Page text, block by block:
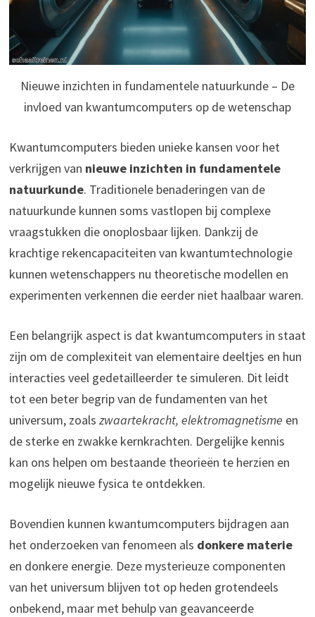
Nieuwe inzichten in fundamentele natuurkunde – De
invloed van kwantumcomputers op de wetenschap
Kwantumcomputers bieden unieke kansen voor het
verkrijgen van nieuwe inzichten in fundamentele
natuurkunde. Traditionele benaderingen van de
natuurkunde kunnen soms vastlopen bij complexe
vraagstukken die onoplosbaar lijken. Dankzij de
krachtige rekencapaciteiten van kwantumtechnologie
kunnen wetenschappers nu theoretische modellen en
experimenten verkennen die eerder niet haalbaar waren.
Een belangrijk aspect is dat kwantumcomputers in staat
zijn om de complexiteit van elementaire deeltjes en hun
interacties veel gedetailleerder te simuleren. Dit leidt
tot een beter begrip van de fundamenten van het
universum, zoals zwaartekracht, elektromagnetisme en
de sterke en zwakke kernkrachten. Dergelijke kennis
kan ons helpen om bestaande theorieën te herzien en
mogelijk nieuwe fysica te ontdekken.
Bovendien kunnen kwantumcomputers bijdragen aan
het onderzoeken van fenomeen als donkere materie
en donkere energie. Deze mysterieuze componenten
van het universum blijven tot op heden grotendeels
onbekend, maar met behulp van geavanceerde